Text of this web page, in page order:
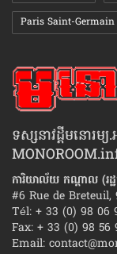
Paris Saint-Germain
ទស្សនាវដ្ដីមនោរម្យ.
ការិយាល័យ កណ្ដាល (រដ្
#6 Rue de Breteuil,
Tél: + 33 (0) 98 06
Fax: + 33 (0) 98 56
Email: